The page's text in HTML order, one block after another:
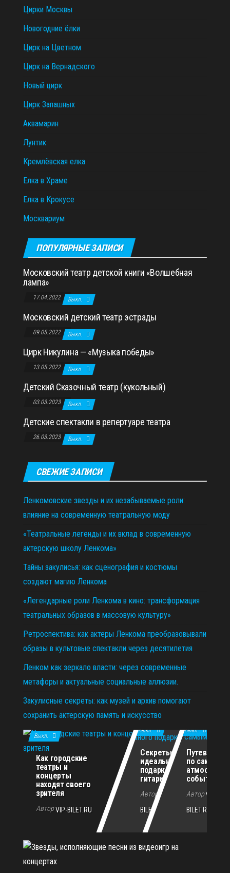
Цирки Москвы
Новогодние ёлки
Цирк на Цветном
Цирк на Вернадского
Новый цирк
Цирк Запашных
Аквамарин
Лунтик
Кремлёвская елка
Елка в Храме
Елка в Крокусе
Москвариум
ПОПУЛЯРНЫЕ ЗАПИСИ
Московский театр детской книги «Волшебная
лампа»
17.04.2022 Выкл.
Московский детский театр эстрады
09.05.2022 Выкл.
Цирк Никулина — «Музыка победы»
13.05.2022 Выкл.
Детский Сказочный театр (кукольный)
03.03.2023 Выкл.
Детские спектакли в репертуаре театра
26.03.2023 Выкл.
СВЕЖИЕ ЗАПИСИ
Ленкомовские звезды и их незабываемые роли:
влияние на современную театральную моду
«Театральные легенды и их вклад в современную
актерскую школу Ленкома»
Тайны закулисья: как сценография и костюмы
создают магию Ленкома
«Легендарные роли Ленкома в кино: трансформация
театральных образов в массовую культуру»
Ретроспектива: как актеры Ленкома преобразовывали
образы в культовые спектакли через десятилетия
Ленком как зеркало власти: через современные
метафоры и актуальные социальные аллюзии.
Закулисные секреты: как музей и архив помогают
сохранить актерскую память и искусство
02.07.2026
Выкл.
Как городские
театры и
концерты
находят своего
зрителя
АвторVIP-BILET.RU
11.12.2025
Выкл.
Секреты
идеального
подарка для
гитариста
Автор VIP-
BILET.RU
Выкл.
по самым
событиям
АвторVIP-
BILET.RU